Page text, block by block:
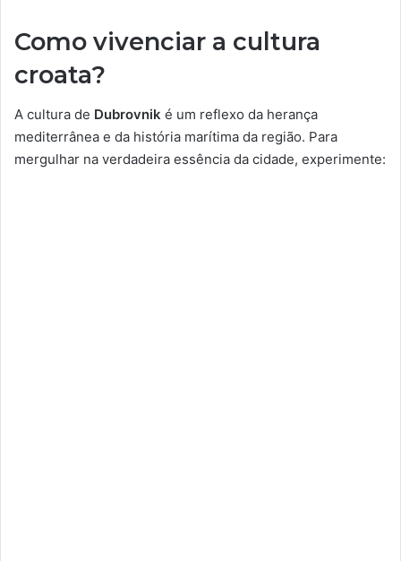
Como vivenciar a cultura
croata?
A cultura de Dubrovnik é um reflexo da herança
mediterrânea e da história marítima da região. Para
mergulhar na verdadeira essência da cidade, experimente: